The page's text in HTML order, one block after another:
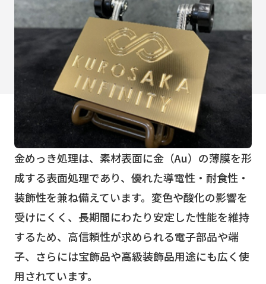
金めっき処理は、素材表面に金（Au）の薄膜を形
成する表面処理であり、優れた導電性・耐食性・
装飾性を兼ね備えています。変色や酸化の影響を
受けにくく、長期間にわたり安定した性能を維持
するため、高信頼性が求められる電子部品や端
子、さらには宝飾品や高級装飾品用途にも広く使
用されています。